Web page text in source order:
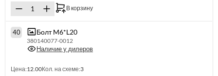
В корзину
40 Болт M6*L20
380140077-0012
Наличие у дилеров
Цена:12.00Кол. на схеме:3